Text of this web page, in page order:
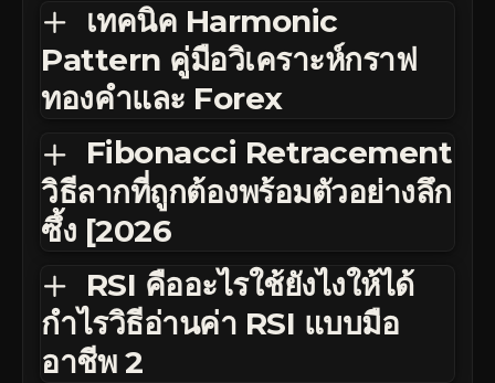
เทคนิค Harmonic
Pattern คู่มือวิเคราะห์กราฟ
ทองคำและ Forex
Fibonacci Retracement
วิธีลากที่ถูกต้องพร้อมตัวอย่างลึก
ซึ้ง [2026
RSI คืออะไรใช้ยังไงให้ได้
กำไรวิธีอ่านค่า RSI แบบมือ
อาชีพ 2